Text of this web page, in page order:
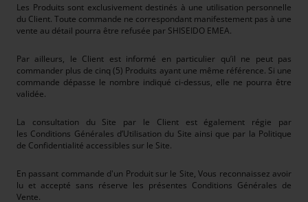
Les Produits sont exclusivement destinés à une utilisation personnelle
du Client. Toute commande ne correspondant manifestement pas à une
vente au détail pourra être refusée par SHISEIDO EMEA.
Par ailleurs, le Client est informé en particulier qu’il ne peut pas
commander plus de cinq (5) Produits ayant une même référence. Si une
commande dépasse le nombre indiqué ci-dessus, elle ne pourra être
validée.
La consultation du Site par le Client est également régie par
les Conditions Générales d’Utilisation du Site ainsi que par la Politique
de Confidentialité accessibles sur le Site.
En passant commande d'un Produit sur le Site, Vous reconnaissez avoir
lu et accepté sans réserve les présentes Conditions Générales de
Vente.